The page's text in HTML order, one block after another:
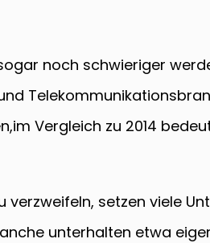
noch schwieriger
Vergleich zu 2014
setzen viele
unterhalten etwa